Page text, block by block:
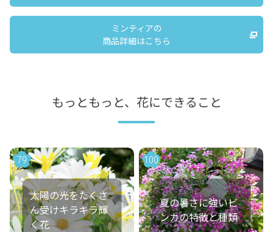
ミンティアの
商品詳細はこちら
もっともっと、花にできること
79
太陽の光をたくさ
ん受けキラキラ輝
く花
100
夏の暑さに強いビ
ンカの特徴と種類